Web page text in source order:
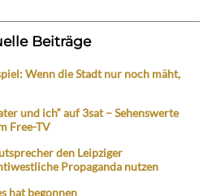
Beiträge
Wenn die Stadt nur noch mäht,
und ich“ auf 3sat – Sehenswerte
Free-TV
den Leipziger
Propaganda nutzen
hat begonnen